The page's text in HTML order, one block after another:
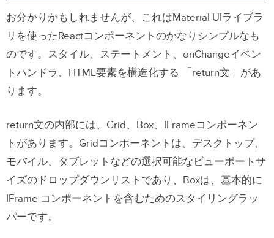
お分かりかもしれませんが、これはMaterial UIライブラ
リ を使ったReactコンポーネントのかなりシンプルなも
のです。スタイル、ステートメント、onChangeイベン
トハンドラ、HTML要素を構造化する 「return文」があ
ります。
return文の内部には、Grid、Box、IFrameコンポーネン
トがあります。Gridコンポーネントは、デスクトップ、
モバイル、タブレットなどの選択可能なビューポートサ
イズのドロップダウンリストであり、Boxは、基本的に
IFrame コンポーネントを含むためのスタイリングラッ
パーです。